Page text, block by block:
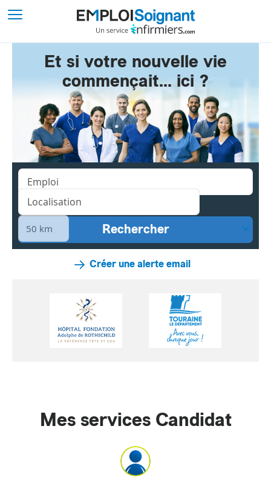
Et si votre nouvelle vie
commençait... ici ?
Créer une alerte email
Mes services Candidat